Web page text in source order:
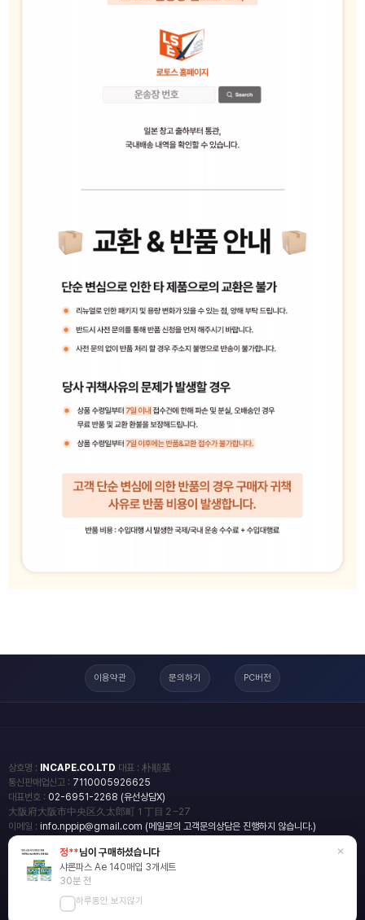
이용약관 문의하기 PC버전
상호명 : INCAPE.CO.LTD 대표 : 朴順基
통신판매업신고 : 7110005926625
대표번호 : 02-6951-2268 (유선상담X)
大阪府大阪市中央区久太郎町１丁目２−27
이메일 : info.nppip@gmail.com (메일로의 고객문의상담은 진행하지 않습니다.)
copyright
일본직구쇼핑몰 엔핍
2018 All rights reserved.
blog